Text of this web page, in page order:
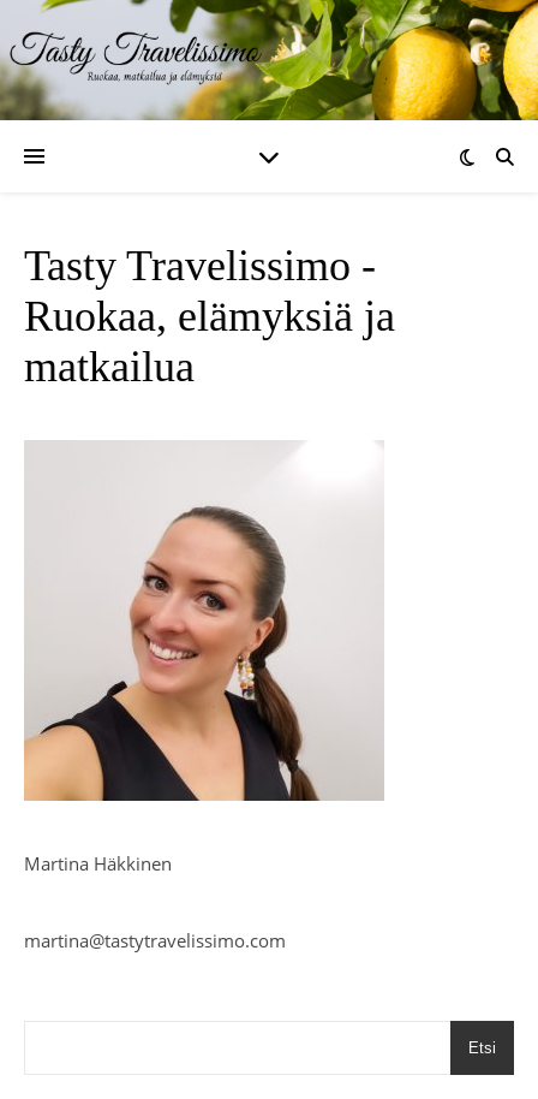
Tasty Travelissimo -
Ruokaa, elämyksiä ja
matkailua
Martina Häkkinen
martina@tastytravelissimo.com
Etsi